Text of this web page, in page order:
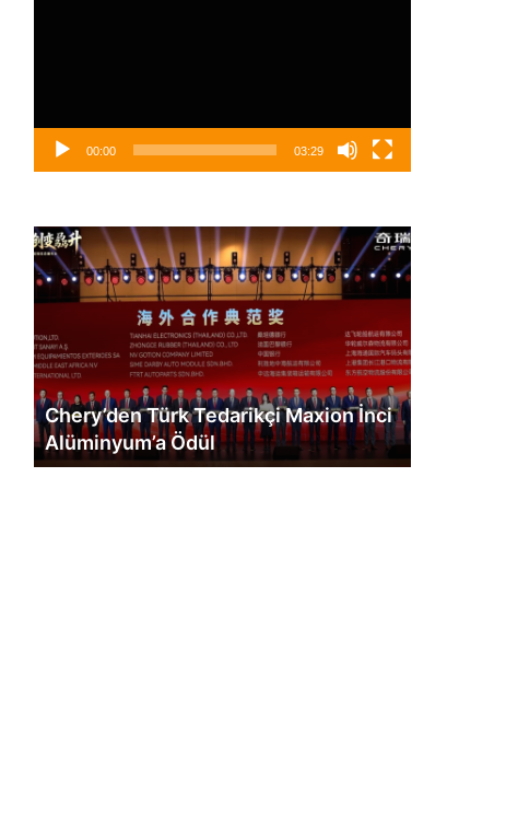
00:00 03:29
Maxion İnci
FIAT
Professional
Modellerinde
Sıfır
Faizli
Kredi
FIAT Professional Modellerinde
Faizli Kredi